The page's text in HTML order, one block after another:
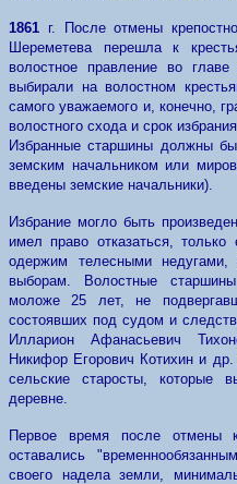
1861 г. После отмены
Шереметева перешла к
волостное правление во
выбирали на волостном
самого уважаемого и, конечно,
волостного схода и срок
Избранные старшины должны
земским начальником или
введены земские начальники).
Избрание могло быть
имел право отказаться,
одержим телесными
выборам. Волостные
моложе 25 лет, не
состоявших под судом и
Илларион Афанасьевич
Никифор Егорович Котихин и
сельские старосты, которые
деревне.
Первое время после отмены
оставались
своего надела земли,